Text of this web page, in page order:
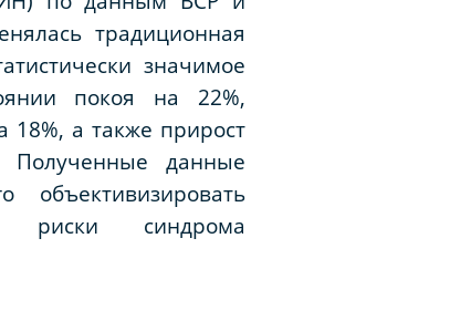
традиционная
значимое
покоя на 22%,
18%, а также прирост
данные
объективизировать
риски синдрома